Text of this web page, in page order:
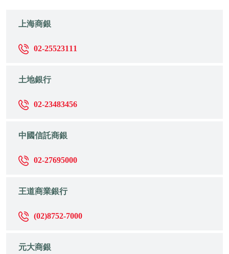
上海商銀
02-25523111
土地銀行
02-23483456
中國信託商銀
02-27695000
王道商業銀行
(02)8752-7000
元大商銀